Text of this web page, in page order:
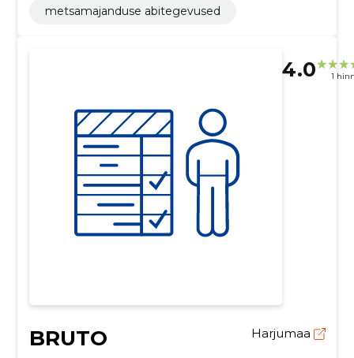
metsamajanduse abitegevused
4.0 1
BRUTO
Harjumaa